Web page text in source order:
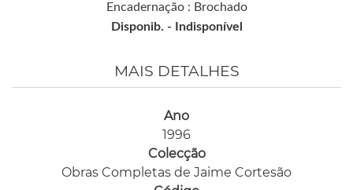
Encadernação : Brochado
Disponib. -
Indisponível
MAIS DETALHES
Ano
1996
Colecção
Obras Completas de Jaime Cortesão